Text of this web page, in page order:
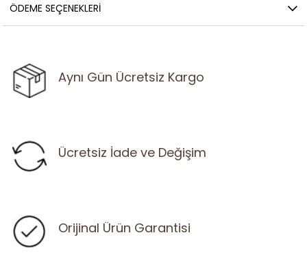
ÖDEME SEÇENEKLERI
Aynı Gün Ücretsiz Kargo
Ücretsiz İade ve Değişim
Orijinal Ürün Garantisi